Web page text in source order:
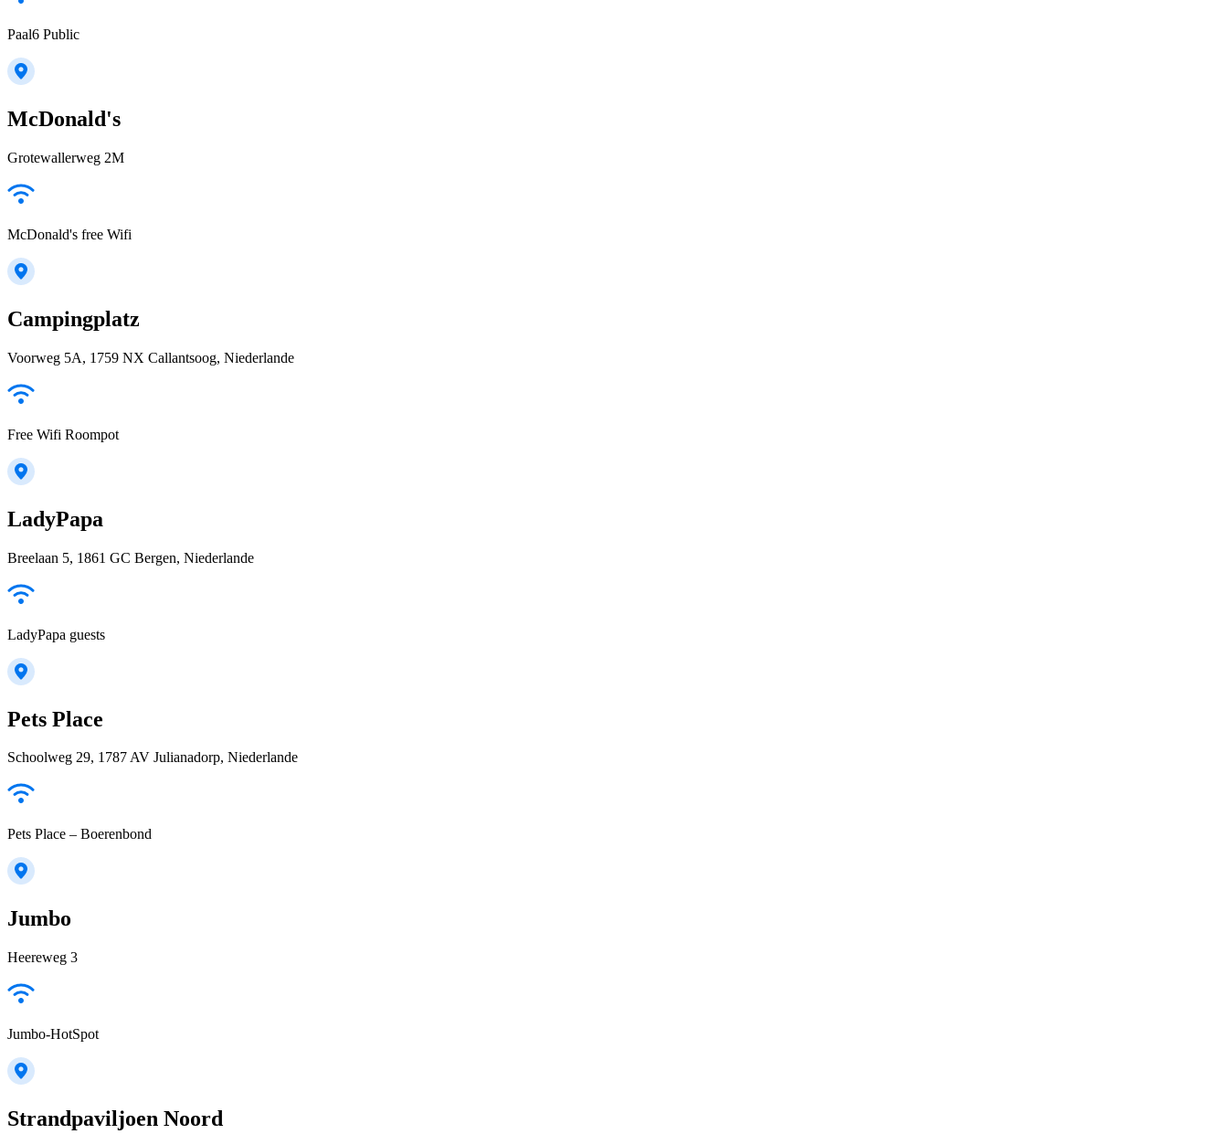
Paal6 Public
McDonald's
Grotewallerweg 2M
McDonald's free Wifi
Campingplatz
Voorweg 5A, 1759 NX Callantsoog, Niederlande
Free Wifi Roompot
LadyPapa
Breelaan 5, 1861 GC Bergen, Niederlande
LadyPapa guests
Pets Place
Schoolweg 29, 1787 AV Julianadorp, Niederlande
Pets Place – Boerenbond
Jumbo
Heereweg 3
Jumbo-HotSpot
Strandpaviljoen Noord